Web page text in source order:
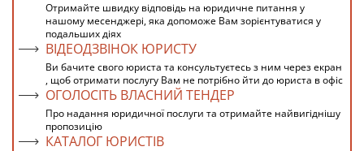
Отримайте швидку відповідь на юридичне питання у
нашому месенджері, яка допоможе Вам зорієнтуватися у
подальших діях
ВІДЕОДЗВІНОК ЮРИСТУ
Ви бачите свого юриста та консультуєтесь з ним через екран
, щоб отримати послугу Вам не потрібно йти до юриста в офіс
ОГОЛОСІТЬ ВЛАСНИЙ ТЕНДЕР
Про надання юридичної послуги та отримайте найвигіднішу
пропозицію
КАТАЛОГ ЮРИСТІВ